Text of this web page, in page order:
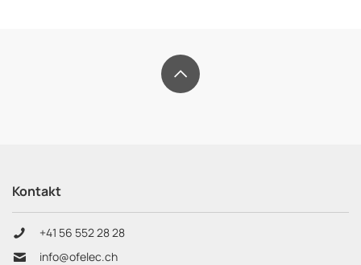
OFELEC
AG
Kontakt
+41 56 552 28 28
info@ofelec.ch